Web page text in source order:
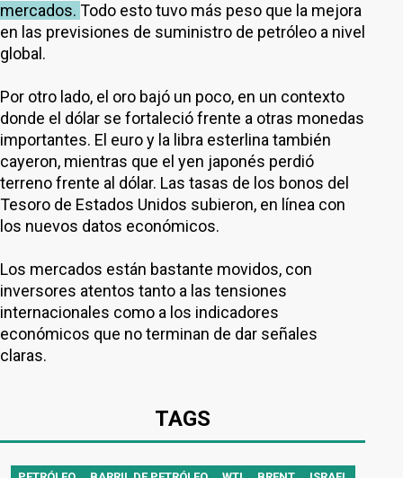
mercados. Todo esto tuvo más peso que la mejora
en las previsiones de suministro de petróleo a nivel
global.
Por otro lado, el oro bajó un poco, en un contexto
donde el dólar se fortaleció frente a otras monedas
importantes. El euro y la libra esterlina también
cayeron, mientras que el yen japonés perdió
terreno frente al dólar. Las tasas de los bonos del
Tesoro de Estados Unidos subieron, en línea con
los nuevos datos económicos.
Los mercados están bastante movidos, con
inversores atentos tanto a las tensiones
internacionales como a los indicadores
económicos que no terminan de dar señales
claras.
TAGS